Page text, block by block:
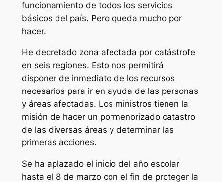
funcionamiento de todos los servicios
básicos del país. Pero queda mucho por
hacer.
He decretado zona afectada por catástrofe
en seis regiones. Esto nos permitirá
disponer de inmediato de los recursos
necesarios para ir en ayuda de las personas
y áreas afectadas. Los ministros tienen la
misión de hacer un pormenorizado catastro
de las diversas áreas y determinar las
primeras acciones.
Se ha aplazado el inicio del año escolar
hasta el 8 de marzo con el fin de proteger la